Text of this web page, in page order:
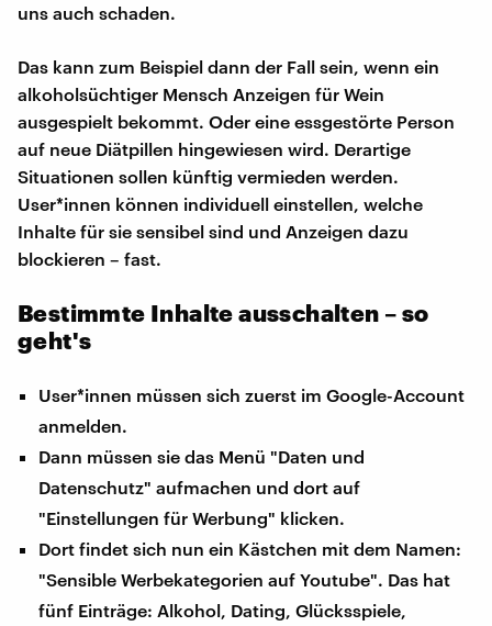
uns auch schaden.
Das kann zum Beispiel dann der Fall sein, wenn ein
alkoholsüchtiger Mensch Anzeigen für Wein
ausgespielt bekommt. Oder eine essgestörte Person
auf neue Diätpillen hingewiesen wird. Derartige
Situationen sollen künftig vermieden werden.
User*innen können individuell einstellen, welche
Inhalte für sie sensibel sind und Anzeigen dazu
blockieren – fast.
Bestimmte Inhalte ausschalten – so
geht's
User*innen müssen sich zuerst im Google-Account
anmelden.
Dann müssen sie das Menü "Daten und
Datenschutz" aufmachen und dort auf
"Einstellungen für Werbung" klicken.
Dort findet sich nun ein Kästchen mit dem Namen:
"Sensible Werbekategorien auf Youtube". Das hat
fünf Einträge: Alkohol, Dating, Glücksspiele,